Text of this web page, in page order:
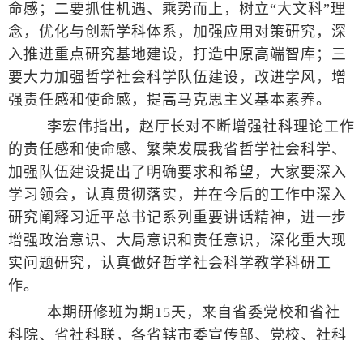
命感；二要抓住机遇、乘势而上，树立“大文科”理
念，优化与创新学科体系，加强应用对策研究，深
入推进重点研究基地建设，打造中原高端智库；三
要大力加强哲学社会科学队伍建设，改进学风，增
强责任感和使命感，提高马克思主义基本素养。
李宏伟指出，赵厅长对不断增强社科理论工作
的责任感和使命感、繁荣发展我省哲学社会科学、
加强队伍建设提出了明确要求和希望，大家要深入
学习领会，认真贯彻落实，并在今后的工作中深入
研究阐释习近平总书记系列重要讲话精神，进一步
增强政治意识、大局意识和责任意识，深化重大现
实问题研究，认真做好哲学社会科学教学科研工
作。
本期研修班为期15天，来自省委党校和省社
科院、省社科联，各省辖市委宣传部、党校、社科